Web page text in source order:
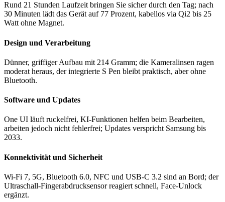
Rund 21 Stunden Laufzeit bringen Sie sicher durch den Tag; nach
30 Minuten lädt das Gerät auf 77 Prozent, kabellos via Qi2 bis 25
Watt ohne Magnet.
Design und Verarbeitung
Dünner, griffiger Aufbau mit 214 Gramm; die Kameralinsen ragen
moderat heraus, der integrierte S Pen bleibt praktisch, aber ohne
Bluetooth.
Software und Updates
One UI läuft ruckelfrei, KI-Funktionen helfen beim Bearbeiten,
arbeiten jedoch nicht fehlerfrei; Updates verspricht Samsung bis
2033.
Konnektivität und Sicherheit
Wi-Fi 7, 5G, Bluetooth 6.0, NFC und USB-C 3.2 sind an Bord; der
Ultraschall-Fingerabdrucksensor reagiert schnell, Face-Unlock
ergänzt.